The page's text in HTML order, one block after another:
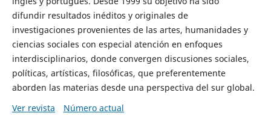
difundir resultados inéditos y originales de
investigaciones provenientes de las artes, humanidades y
ciencias sociales con especial atención en enfoques
interdisciplinarios, donde convergen discusiones sociales,
políticas, artísticas, filosóficas, que preferentemente
aborden las materias desde una perspectiva del sur global.
Ver revista
Número actual